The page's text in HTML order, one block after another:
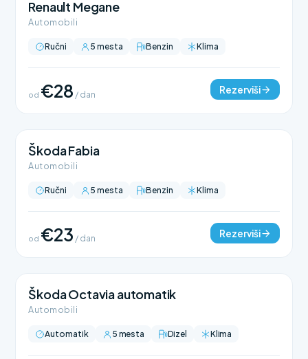
Renault Megane
Automobili
Ručni 5 mesta Benzin Klima
od €28 / dan Rezerviši
Škoda Fabia
Automobili
Ručni 5 mesta Benzin Klima
od €23 / dan Rezerviši
Škoda Octavia automatik
Automobili
Automatik 5 mesta Dizel Klima